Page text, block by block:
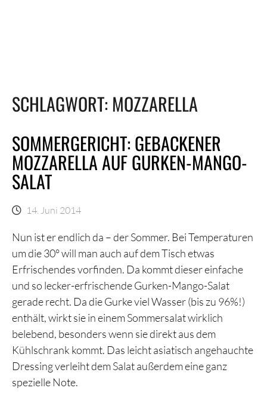
SCHLAGWORT: MOZZARELLA
SOMMERGERICHT: GEBACKENER
MOZZARELLA AUF GURKEN-MANGO-
SALAT
14. Juni 2014
Nun ist er endlich da – der Sommer. Bei Temperaturen
um die 30° will man auch auf dem Tisch etwas
Erfrischendes vorfinden. Da kommt dieser einfache
und so lecker-erfrischende Gurken-Mango-Salat
gerade recht. Da die Gurke viel Wasser (bis zu 96%!)
enthält, wirkt sie in einem Sommersalat wirklich
belebend, besonders wenn sie direkt aus dem
Kühlschrank kommt. Das leicht asiatisch angehauchte
Dressing verleiht dem Salat außerdem eine ganz
spezielle Note.